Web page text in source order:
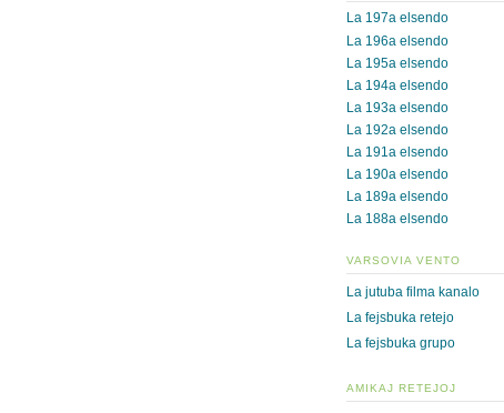
La 197a elsendo
La 196a elsendo
La 195a elsendo
La 194a elsendo
La 193a elsendo
La 192a elsendo
La 191a elsendo
La 190a elsendo
La 189a elsendo
La 188a elsendo
VARSOVIA VENTO
La jutuba filma kanalo
La fejsbuka retejo
La fejsbuka grupo
AMIKAJ RETEJOJ